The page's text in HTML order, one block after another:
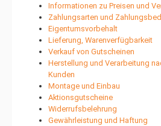
Informationen zu Preisen und
Zahlungsarten und
Eigentumsvorbehalt
Lieferung, Warenverfügbarkeit
Verkauf von Gutscheinen
Herstellung und Verarbeitung
Kunden
Montage und Einbau
Aktionsgutscheine
Widerrufsbelehrung
Gewährleistung und Haftung